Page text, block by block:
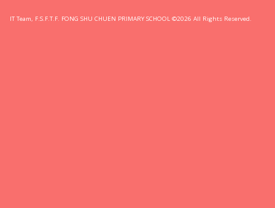
IT Team, F.S.F.T.F. FONG SHU CHUEN PRIMARY SCHOOL ©2026 All Rights Reserved.